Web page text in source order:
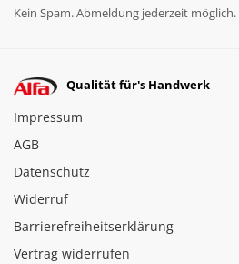
Kein Spam. Abmeldung jederzeit möglich.
Qualität für's Handwerk
Impressum
AGB
Datenschutz
Widerruf
Barrierefreiheitserklärung
Vertrag widerrufen